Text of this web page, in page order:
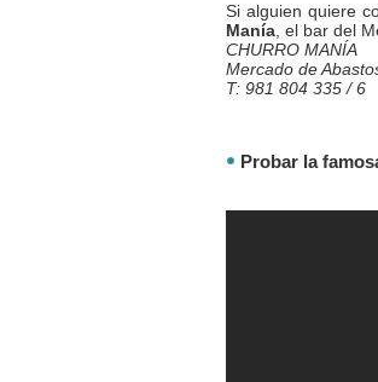
Si alguien quiere
Manía , el bar del
CHURRO MANÍA
Mercado de
T: 981 804 335 / 6
Probar la